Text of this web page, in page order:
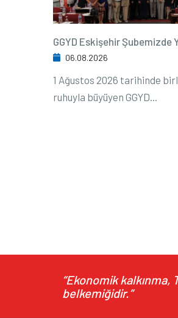
GGYD Eskişehir Şubemizde
06.08.2026
1 Ağustos 2026 tarihinde
ruhuyla büyüyen GGYD...
“Ekonomik
belkemiğidir.”